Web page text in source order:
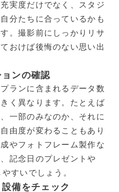
実度だけでなく、スタジ
分たちに合っているかも
。撮影前にしっかりリサ
おけば後悔のない思い出
ンの確認
ランに含まれるデータ数
く異なります。たとえば
一部のみなのか、それに
由度が変わることもあり
やフォトフレーム製作な
記念日のプレゼントや
すいでしょう。
備をチェック